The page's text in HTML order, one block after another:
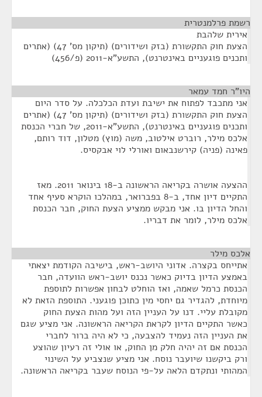
רשמת פרלמנטרית
אירית שלהבת
הצעת חוק התקשורת (בזק ושידורים) (תיקון מס' 47) (אתרים
ותכנים פוגעניים באינטרנט), התשע"א-2011 (פ/456)
היו"ר חמד עמאר
אני מתכבד לפתוח את ישיבת ועדת הכלכלה. על סדר היום
הצעת חוק התקשורת (בזק ושידורים) (תיקון מס' 47) (אתרים
ותכנים פוגעניים באינטרנט), התשע"א-2011, של חברי הכנסת
אלכס מילר, רוברט אילטוב, משה (מוץ) מטלון, דוד רותם,
פאינה (פניה) קירשנבאום ואורלי לוי אבקסיס.
ההצעה אושרה בקריאה הראשונה ב-18 בינואר 2011. מאז
התקיים דיון אחד, ב-8 בפברואר, במהלכו הוקרא סעיף אחד
והחל הדיון בו. אני מבקש ממציע הצעת החוק, חבר הכנסת
אלכס מילר, לומר את דבריו.
אלכס מילר
אתייחס בקצרה. אדוני היושב-ראש, בישיבה הקודמת יצאתי
באמצע הדיון בדיוק כאשר נכנס יושב-ראש הוועדה, חבר
הכנסת כרמל שאמה, ואז הוחלט לבחון אפשרות לתוספת
מיוחדת, להגדיר גם יחסי מין כתוכן פוגעני. התוספת הזאת לא
מקובלת עליי. דנו על העניין הזה ועל מהות הצעת החוק
כאשר התקיים הדיון לקראת הקריאה הראשונה. אני מציע שגם
את העניין הזה נעמיד להצבעה, כי לא היה ברור לחברי
הכנסת אם זה יהיה חלק מן החוק, או אולי זה רעיון שהוצע
ורק ביקשנו שיועבר נוסח. אני מציע שנצביע על השינוי
המהותי ונתקדם הלאה על-פי הנוסח שעבר בקריאה הראשונה.